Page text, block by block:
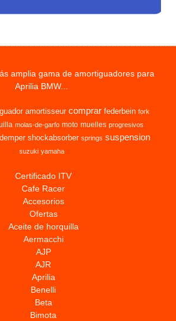
amplia gama de amortiguadores para
Aprilia BMW...
amortisseur comprar federbein fork
molas-de-garfo moto muelles progresivos
shockabsorber springs suspension
suzuki yamaha
Certificado ITV
Cafe Racer
Accesorios
Ofertas
Aceite de horquilla
Aermacchi
AJP
AJR
Aprilia
Benelli
Beta
Bimota